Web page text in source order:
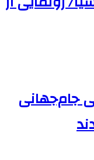
جام‌جهانی